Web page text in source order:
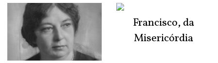
Francisco, da
Misericórdia